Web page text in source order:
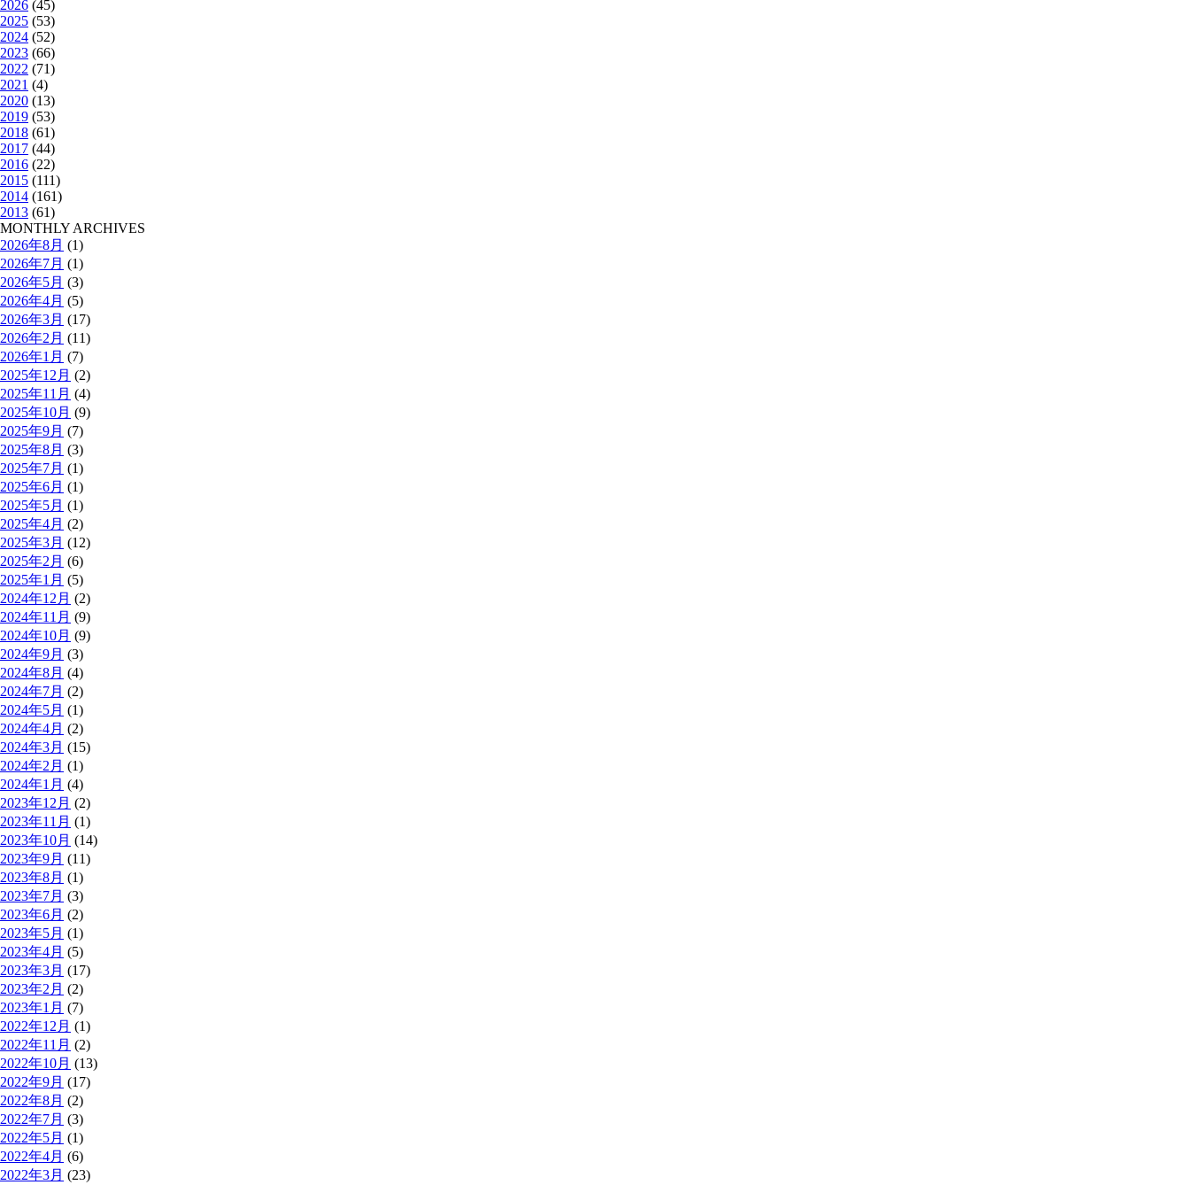
2026 (45)
2025 (53)
2024 (52)
2023 (66)
2022 (71)
2021 (4)
2020 (13)
2019 (53)
2018 (61)
2017 (44)
2016 (22)
2015 (111)
2014 (161)
2013 (61)
MONTHLY ARCHIVES
2026年8月 (1)
2026年7月 (1)
2026年5月 (3)
2026年4月 (5)
2026年3月 (17)
2026年2月 (11)
2026年1月 (7)
2025年12月 (2)
2025年11月 (4)
2025年10月 (9)
2025年9月 (7)
2025年8月 (3)
2025年7月 (1)
2025年6月 (1)
2025年5月 (1)
2025年4月 (2)
2025年3月 (12)
2025年2月 (6)
2025年1月 (5)
2024年12月 (2)
2024年11月 (9)
2024年10月 (9)
2024年9月 (3)
2024年8月 (4)
2024年7月 (2)
2024年5月 (1)
2024年4月 (2)
2024年3月 (15)
2024年2月 (1)
2024年1月 (4)
2023年12月 (2)
2023年11月 (1)
2023年10月 (14)
2023年9月 (11)
2023年8月 (1)
2023年7月 (3)
2023年6月 (2)
2023年5月 (1)
2023年4月 (5)
2023年3月 (17)
2023年2月 (2)
2023年1月 (7)
2022年12月 (1)
2022年11月 (2)
2022年10月 (13)
2022年9月 (17)
2022年8月 (2)
2022年7月 (3)
2022年5月 (1)
2022年4月 (6)
2022年3月 (23)